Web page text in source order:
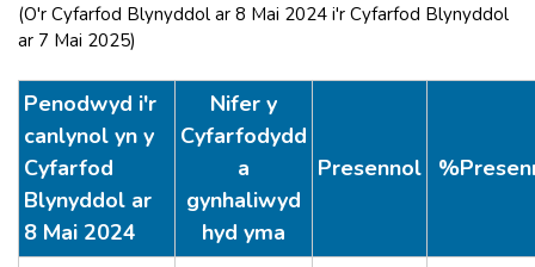
(O'r Cyfarfod Blynyddol ar 8 Mai 2024 i'r Cyfarfod Blynyddol
ar 7 Mai 2025)
Penodwyd i'r
canlynol yn y
Cyfarfod
Blynyddol ar
8 Mai 2024
Nifer y
Cyfarfodydd
a
gynhaliwyd
hyd yma
Presennol